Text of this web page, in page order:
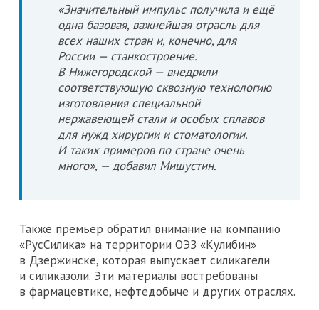
«Значительный импульс получила и ещё
одна базовая, важнейшая отрасль для
всех наших стран и, конечно, для
России — станкостроение.
В Нижегородской — внедрили
соответствующую сквозную технологию
изготовления специальной
нержавеющей стали и особых сплавов
для нужд хирургии и стоматологии.
И таких примеров по стране очень
много», — добавил Мишустин.
Также премьер обратил внимание на компанию
«РусСилика» на территории ОЭЗ «Кулибин»
в Дзержинске, которая выпускает силикагели
и силиказоли. Эти материалы востребованы
в фармацевтике, нефтедобыче и других отраслях.